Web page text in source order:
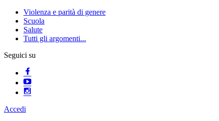
Violenza e parità di genere
Scuola
Salute
Tutti gli argomenti...
Seguici su
Accedi